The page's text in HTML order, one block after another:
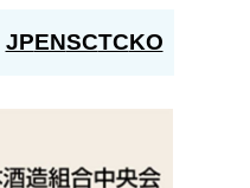
JPENSCTCKO